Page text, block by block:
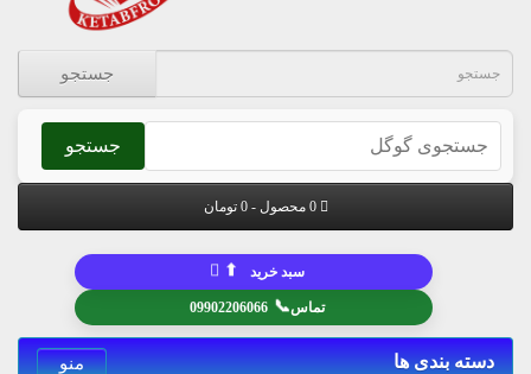
جستجو
جستجو
0 محصول - 0 تومان
تماس📞
09902206066
سبد خرید ⬆
دسته بندی ها منو